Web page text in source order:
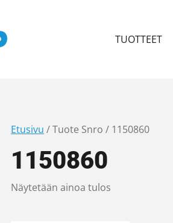
TUOTTEET
Etusivu / Tuote Snro / 1150860
1150860
Näytetään ainoa tulos